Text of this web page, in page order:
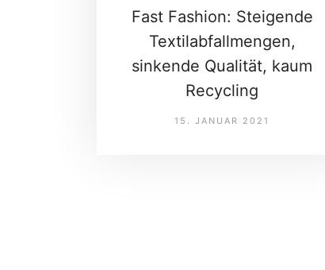
Fast Fashion: Steigende
Textilabfallmengen,
sinkende Qualität, kaum
Recycling
15. JANUAR 2021